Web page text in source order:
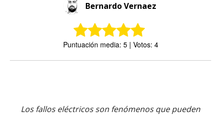
Bernardo Vernaez
Puntuación media: 5 | Votos: 4
Los fallos eléctricos son fenómenos que pueden